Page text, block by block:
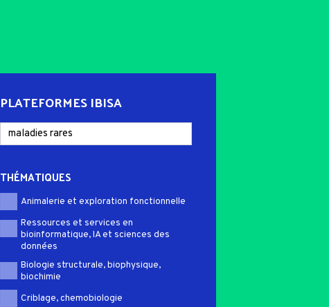
PLATEFORMES IBISA
THÉMATIQUES
Animalerie et exploration fonctionnelle
Ressources et services en
bioinformatique, IA et sciences des
données
Biologie structurale, biophysique,
biochimie
Criblage, chemobiologie